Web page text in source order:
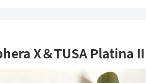
X＆TUSA Platina II